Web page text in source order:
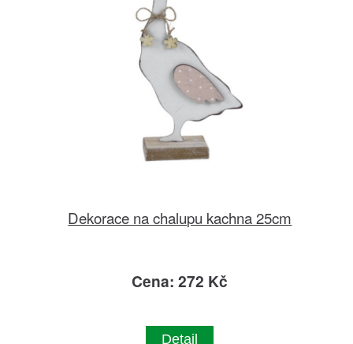
Dekorace na chalupu kachna 25cm
Cena: 272 Kč
Detail